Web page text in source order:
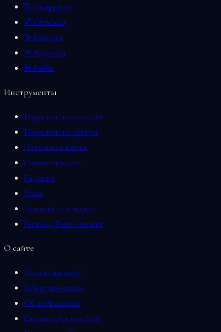
♏ Скорпион
♐ Стрелец
♑ Козерог
♒ Водолей
♓ Рыбы
Инструменты
Гороскоп на сегодня
Гороскоп на завтра
Натальная карта
Совместимость
Гадания
Руны
Лунный календарь
Расклад Таро онлайн
О сайте
Подписка 149 ₽
Telegram-канал
Об астрологии
Гадание Да или Нет